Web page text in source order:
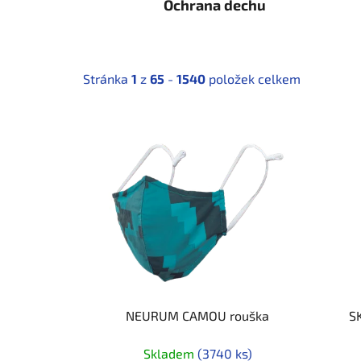
Ochrana dechu
Stránka 1 z 65 - 1540 položek celkem
NEURUM CAMOU rouška
Skladem (3740 ks)